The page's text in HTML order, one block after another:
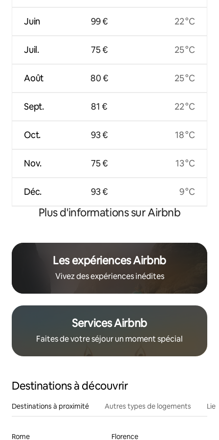
Juin
Juil.
Août
Sept.
Oct.
Nov.
Déc.
99 €
75 €
80 €
81 €
93 €
75 €
93 €
22 °C
25 °C
25 °C
22 °C
18 °C
13 °C
9 °C
Plus d'informations sur Airbnb
Les expériences Airbnb
Vivez des expériences inédites
Services Airbnb
Faites de votre séjour un moment spécial
Destinations à découvrir
Destinations à proximité Autres types de logements
Rome Florence